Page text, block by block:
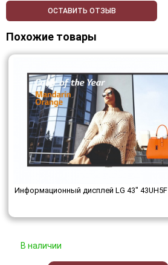
ОСТАВИТЬ ОТЗЫВ
Похожие товары
Информационный дисплей LG 43" 43UH5F
В наличии